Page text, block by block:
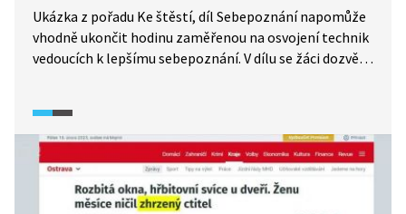
Ukázka z pořadu Ke štěstí, díl Sebepoznání napomůže
vhodně ukončit hodinu zaměřenou na osvojení technik
vedoucích k lepšímu sebepoznání. V dílu se žáci dozvědí
použity jako určité metafory, které mohou vysvětlit,
jak se cítíme, jak prožíváme, podle čeho se
rozhodujeme. Díl je postaven na příjemném rozhovoru
s doc. Radvanem Bahbouchem, psychologem
a koučem.